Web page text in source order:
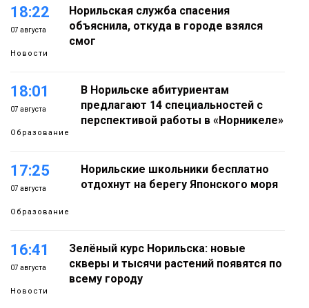
18:22
07 августа
Новости
Норильская служба спасения
объяснила, откуда в городе взялся
смог
18:01
07 августа
Образование
В Норильске абитуриентам
предлагают 14 специальностей с
перспективой работы в «Норникеле»
17:25
07 августа
Образование
Норильские школьники бесплатно
отдохнут на берегу Японского моря
16:41
07 августа
Новости
Зелёный курс Норильска: новые
скверы и тысячи растений появятся по
всему городу